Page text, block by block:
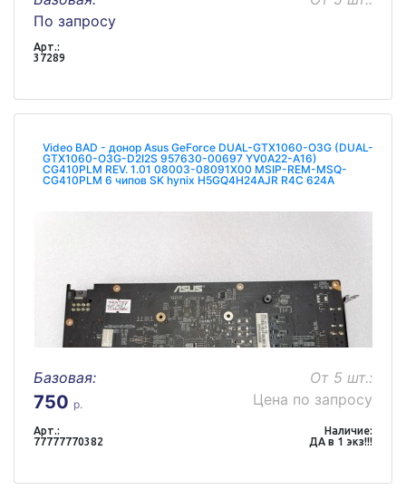
По запросу
Арт.:
37289
Video BAD - донор Asus GeForce DUAL-GTX1060-O3G (DUAL-
GTX1060-O3G-D2I2S 957630-00697 YV0A22-A16)
CG410PLM REV. 1.01 08003-08091X00 MSIP-REM-MSQ-
CG410PLM 6 чипов SK hynix H5GQ4H24AJR R4C 624A
Базовая:
750 р.
От 5 шт.:
Цена по запросу
Арт.:
77777770382
Наличие:
ДА в 1 экз!!!